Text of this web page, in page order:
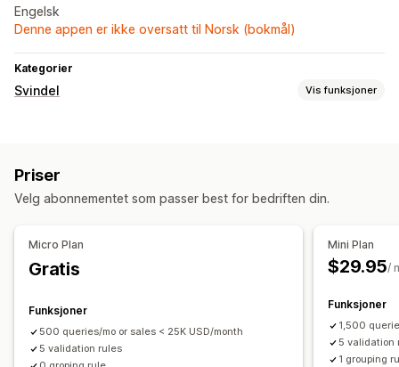
Engelsk
Denne appen er ikke oversatt til Norsk (bokmål)
Kategorier
Svindel Vis funksjoner
Phishing
Varslinger og analyse
Høyrisikovarsler Svindelvarsler Risikorapporter
E-postvarsler
Priser
Velg abonnementet som passer best for bedriften din.
Micro Plan
Gratis
Funksjoner
500 queries/mo or sales < 25K USD/month
5 validation rules
Mini Plan
$29.95/
Funksjoner
1,500
5 validation
1 grouping